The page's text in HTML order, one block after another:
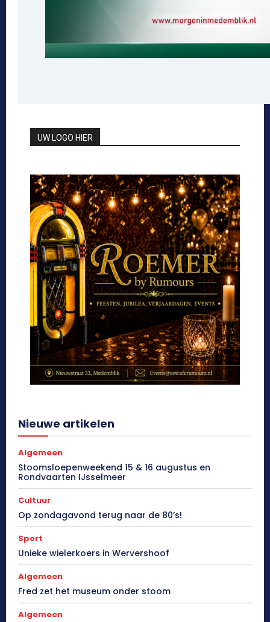
UW LOGO HIER
Nieuwe artikelen
Algemeen
Stoomsloepenweekend 15 & 16 augustus en
Rondvaarten IJsselmeer
Cultuur
Op zondagavond terug naar de 80’s!
Sport
Unieke wielerkoers in Wervershoof
Algemeen
Fred zet het museum onder stoom
Algemeen